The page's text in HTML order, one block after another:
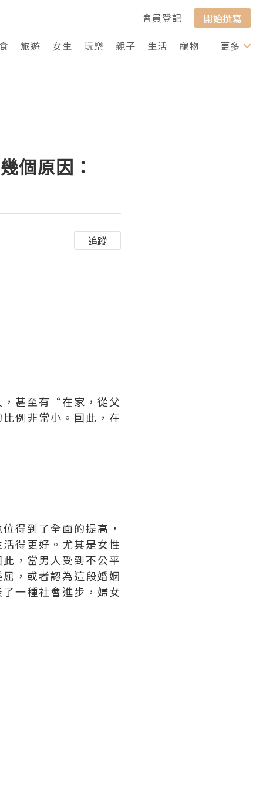
會員登記
開始撰寫
旅遊 女生 玩樂 親子 生活 寵物 行山 打卡
更多
個原因：
追蹤
，甚至有“在家，從父
例非常小。囙此，在
得到了全面的提高，
得更好。尤其是女性
，當男人受到不公平
，或者認為這段婚姻
一種社會進步，婦女